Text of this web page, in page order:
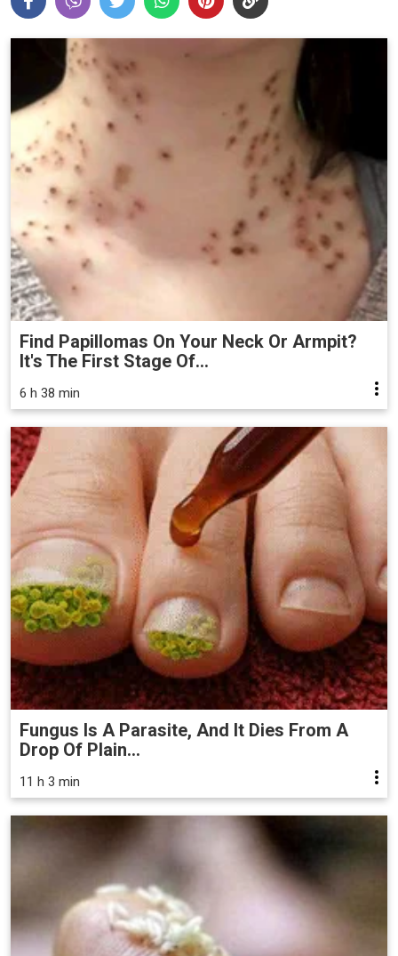
Find Papillomas On Your Neck Or Armpit?
It's The First Stage Of...
6 h 38 min
Fungus Is A Parasite, And It Dies From A
Drop Of Plain...
11 h 3 min